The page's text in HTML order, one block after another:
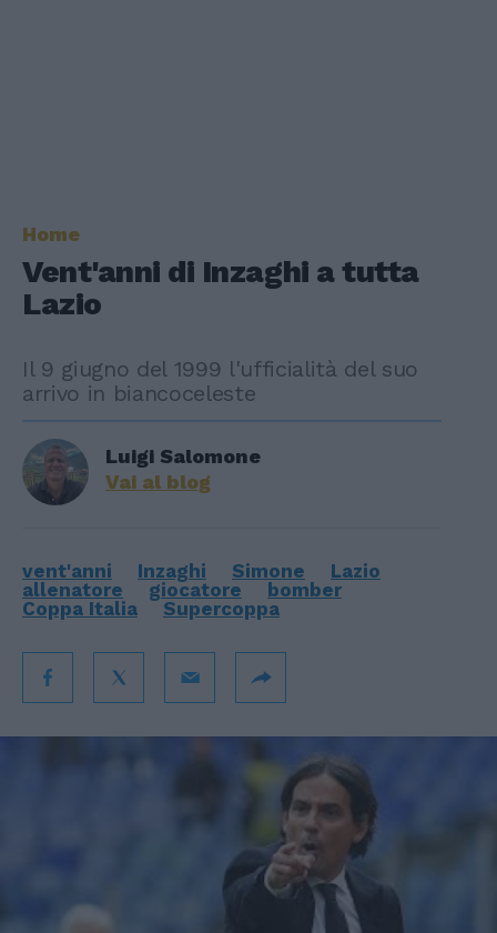
Home
Vent'anni di Inzaghi a tutta
Lazio
Il 9 giugno del 1999 l'ufficialità del suo
arrivo in biancoceleste
Luigi Salomone
Vai al blog
vent'anni Inzaghi Simone
Lazio
allenatore
giocatore
bomber
Coppa Italia
Supercoppa